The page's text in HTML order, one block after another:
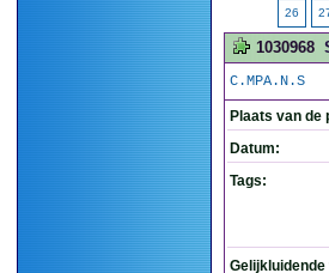
26
1030968
C.MPA.N.S
Plaats van de
Datum:
Tags:
Gelijkluidende